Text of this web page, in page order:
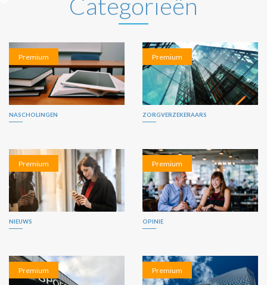
Categorieën
Premium
NASCHOLINGEN
Premium
ZORGVERZEKERAARS
Premium
NIEUWS
Premium
OPINIE
Premium Premium